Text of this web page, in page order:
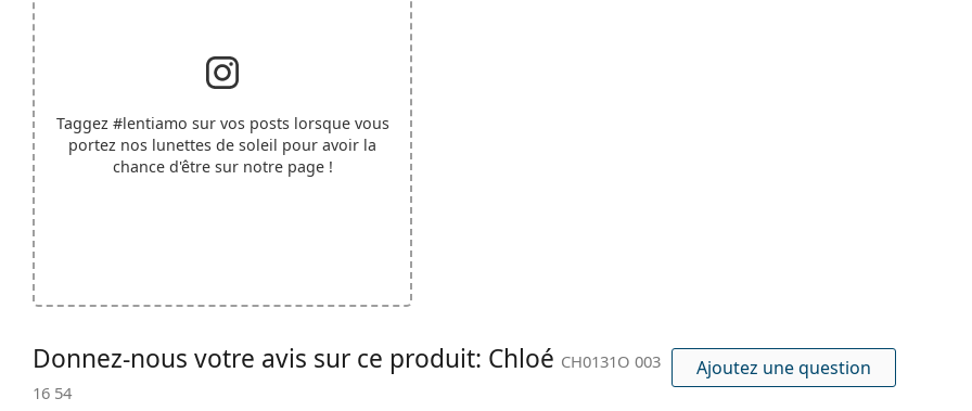
Taggez #lentiamo sur vos posts lorsque vous
portez nos lunettes de soleil pour avoir la
chance d'être sur notre page !
Donnez-nous votre avis sur ce produit: Chloé CH0131O 003
16 54
Ajoutez une question